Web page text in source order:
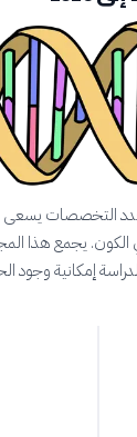
التخصصات يسعى
الكون. يجمع هذا
إمكانية وجود